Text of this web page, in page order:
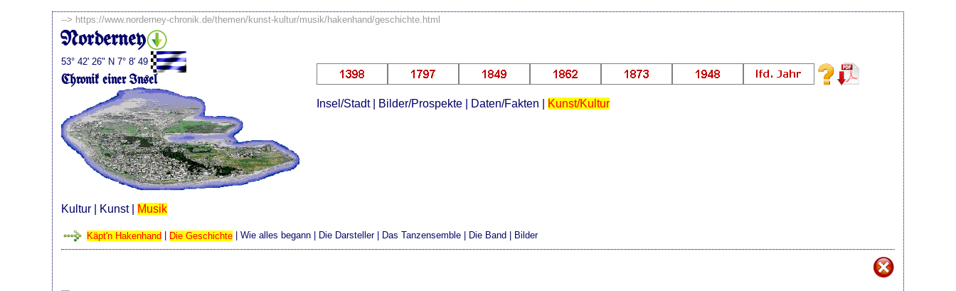
--> https://www.norderney-chronik.de/themen/kunst-kultur/musik/hakenhand/geschichte.html
Norderney
53° 42' 26" N 7° 8' 49
Chronik einer Insel
Insel/Stadt| Bilder/Prospekte| Daten/Fakten Kunst/Kultur
Kultur Kunst| Musik
Käpt'n Hakenhand Die Geschichte |Wie alles begann Die Darsteller| Das Tanzensemble Die Band Bilder